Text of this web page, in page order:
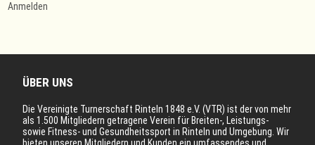
Anmelden
ÜBER UNS
Die Vereinigte Turnerschaft Rinteln 1848 e.V. (VTR) ist der von mehr
als 1.500 Mitgliedern getragene Verein für Breiten-, Leistungs-
sowie Fitness- und Gesundheitssport in Rinteln und Umgebung. Wir